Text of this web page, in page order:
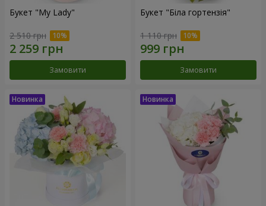
Букет "My Lady"
2 510 грн
Замовити
Букет "Біла гортензія"
1 110 грн
Замовити